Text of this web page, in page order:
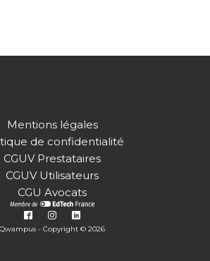
Mentions légales
de confidentialité
CGUV Prestataires
CGUV Utilisateurs
CGU Avocats
Qwampus - Copyright © 2026